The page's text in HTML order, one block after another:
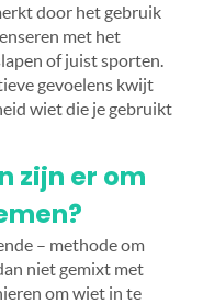
door het gebruik
met het
of juist sporten.
gevoelens kwijt
wiet die je gebruikt
zijn er om
– methode om
niet gemixt met
om wiet in te